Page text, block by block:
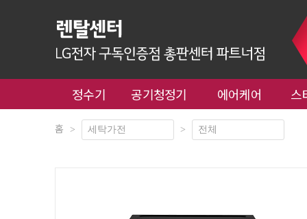
정수기 공기청정기 에어케어 스
홈 > >